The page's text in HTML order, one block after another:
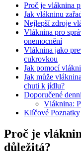
Proč je vláknina
Jak vlákninu
Nejlepší zdroje
Vláknina pro
onemocnění
Vláknina jako
cukrovkou
Jak pomocí
Jak může
chuti k jídlu?
Doporučené
Vláknina:
Klíčové Poznatky
Proč je
důležitá?